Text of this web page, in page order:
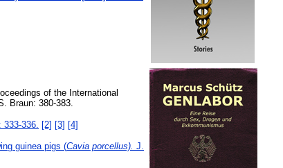
of the International
Braun: 380-383.
: 333-336. [2] [3] [4]
guinea pigs (Cavia porcellus). J.